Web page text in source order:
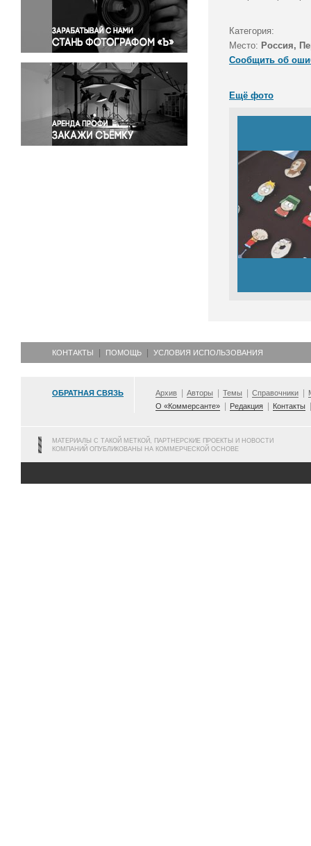
Правосудие
Происшествия и конфликты
Религия
Светская жизнь
Спорт
Экология
Экономика и бизнес
Категория:
Место: Россия,
Сообщить об
Ещё фото
КОНТАКТЫ ПОМОЩЬ УСЛОВИЯ ИСПОЛЬЗОВАНИЯ
ОБРАТНАЯ СВЯЗЬ Архив Авторы Темы Справочники
О «Коммерсанте»
Редакция Контакты
МАТЕРИАЛЫ С ТАКОЙ МЕТКОЙ, ПАРТНЕРСКИЕ ПРОЕКТЫ И НОВОСТИ
КОМПАНИЙ ОПУБЛИКОВАНЫ НА КОММЕРЧЕСКОЙ ОСНОВЕ